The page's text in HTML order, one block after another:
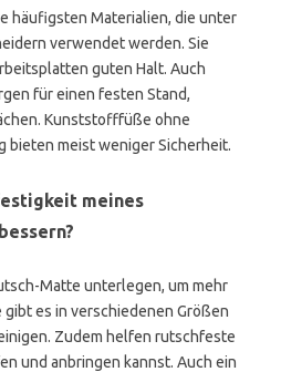
häufigsten Materialien, die unter
verwendet werden. Sie
guten Halt. Auch
für einen festen Stand,
Kunststofffüße ohne
bieten meist weniger Sicherheit.
meines
Matte unterlegen, um mehr
gibt es in verschiedenen Größen
Zudem helfen rutschfeste
und anbringen kannst. Auch ein